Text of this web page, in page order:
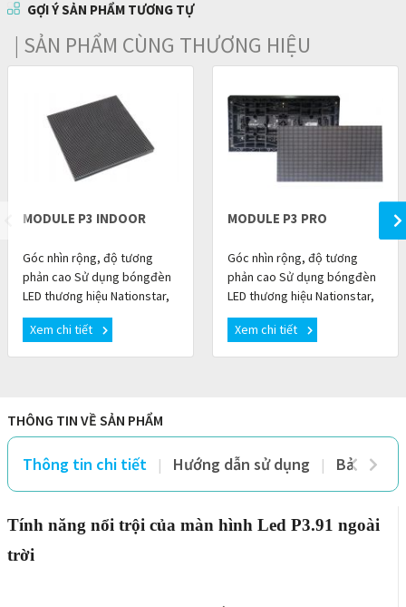
GỢI Ý SẢN PHẨM TƯƠNG TỰ
| SẢN PHẨM CÙNG THƯƠNG HIỆU
MODULE P3 INDOOR
Góc nhìn rộng, độ tương
phản cao Sử dụng bóngđèn
LED thương hiệu Nationstar,
màu mực đồng đều, độ nhất
quán tốt, tỷ lệ tương phản có
thể đạt 5000: 1 v
Xem chi tiết
MODULE P3 PRO
Góc nhìn rộng, độ tương
phản cao Sử dụng bóngđèn
LED thương hiệu Nationstar,
màu mực đồng đều, độ nhất
quán tốt, tỷ lệ tương phản có
thể đạt 5000: 1 v
Xem chi tiết
THÔNG TIN VỀ SẢN PHẨM
Thông tin chi tiết Hướng dẫn sử dụng Bảo
Tính năng nổi trội của màn hình Led P3.91 ngoài
trời